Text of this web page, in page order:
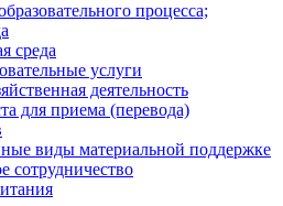
процесса;
среда
услуги
деятельность
для приема (перевода)
виды материальной поддержке
сотрудничество